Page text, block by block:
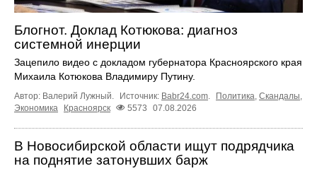
Блогнот. Доклад Котюкова: диагноз
системной инерции
Зацепило видео с докладом губернатора Красноярского края
Михаила Котюкова Владимиру Путину.
Автор: Валерий Лужный. Источник: Babr24.com Политика Скандалы
Экономика
Красноярск 5573 07.08.2026
В Новосибирской области ищут подрядчика
на поднятие затонувших барж